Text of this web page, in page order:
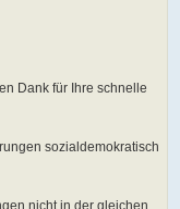
Dank für Ihre schnelle
sozialdemokratisch
nicht in der gleichen